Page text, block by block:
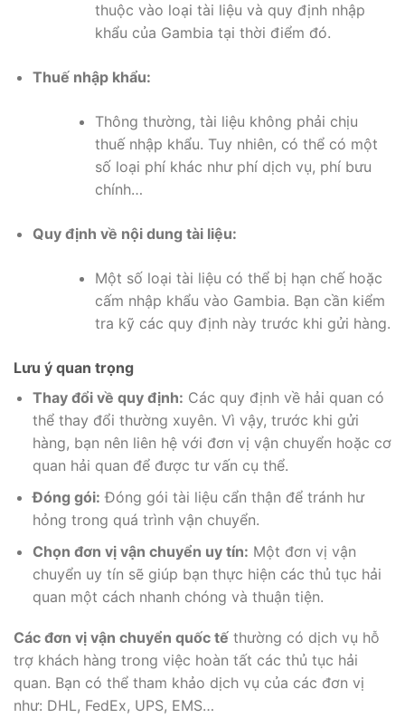
thuộc vào loại tài liệu và quy định nhập
khẩu của Gambia tại thời điểm đó.
Thuế nhập khẩu:
Thông thường, tài liệu không phải chịu
thuế nhập khẩu. Tuy nhiên, có thể có một
số loại phí khác như phí dịch vụ, phí bưu
chính…
Quy định về nội dung tài liệu:
Một số loại tài liệu có thể bị hạn chế hoặc
cấm nhập khẩu vào Gambia. Bạn cần kiểm
tra kỹ các quy định này trước khi gửi hàng.
Lưu ý quan trọng
Thay đổi về quy định: Các quy định về hải quan có
thể thay đổi thường xuyên. Vì vậy, trước khi gửi
hàng, bạn nên liên hệ với đơn vị vận chuyển hoặc cơ
quan hải quan để được tư vấn cụ thể.
Đóng gói: Đóng gói tài liệu cẩn thận để tránh hư
hỏng trong quá trình vận chuyển.
Chọn đơn vị vận chuyển uy tín: Một đơn vị vận
chuyển uy tín sẽ giúp bạn thực hiện các thủ tục hải
quan một cách nhanh chóng và thuận tiện.
Các đơn vị vận chuyển quốc tế thường có dịch vụ hỗ
trợ khách hàng trong việc hoàn tất các thủ tục hải
quan. Bạn có thể tham khảo dịch vụ của các đơn vị
như: DHL, FedEx, UPS, EMS…